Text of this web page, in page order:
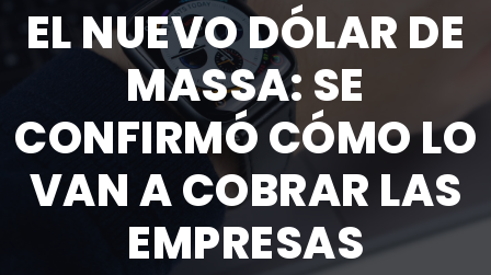
EL NUEVO DÓLAR DE
MASSA: SE
CONFIRMÓ CÓMO LO
VAN A COBRAR LAS
EMPRESAS